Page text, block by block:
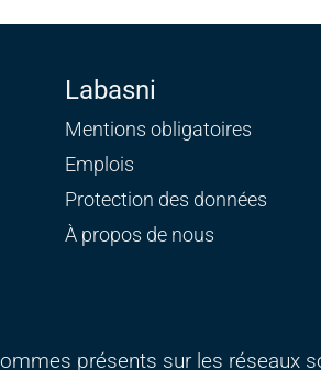
Labasni
Mentions obligatoires
Emplois
Protection des données
À propos de nous
présents sur les réseaux